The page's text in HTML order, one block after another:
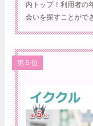
内トップ！利用者の
会いを探すことがで
第５位